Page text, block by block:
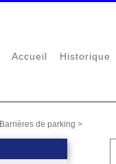
Accueil Historique
Barrières de parking >